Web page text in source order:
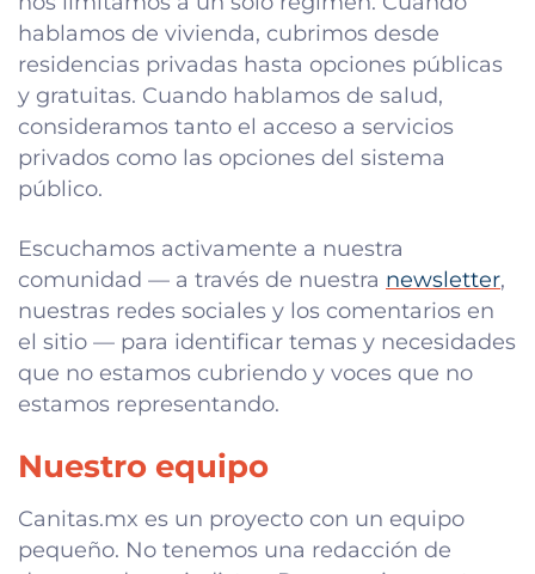
hablamos de vivienda, cubrimos desde
residencias privadas hasta opciones públicas
y gratuitas. Cuando hablamos de salud,
consideramos tanto el acceso a servicios
privados como las opciones del sistema
público.
Escuchamos activamente a nuestra
comunidad — a través de nuestra newsletter,
nuestras redes sociales y los comentarios en
el sitio — para identificar temas y necesidades
que no estamos cubriendo y voces que no
estamos representando.
Nuestro equipo
Canitas.mx es un proyecto con un equipo
pequeño. No tenemos una redacción de